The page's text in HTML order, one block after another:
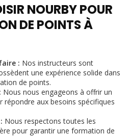
NOURBY POUR
DE POINTS À
: Nos instructeurs sont
une expérience solide dans
de points.
Nous nous engageons à offrir un
répondre aux besoins spécifiques
Nous respectons toutes les
pour garantir une formation de